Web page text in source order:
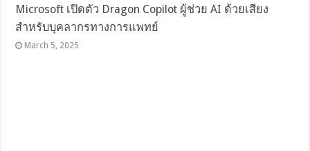
Microsoft เปิดตัว Dragon Copilot ผู้ช่วย AI ด้วยเสียง
สำหรับบุคลากรทางการแพทย์
March 5, 2025